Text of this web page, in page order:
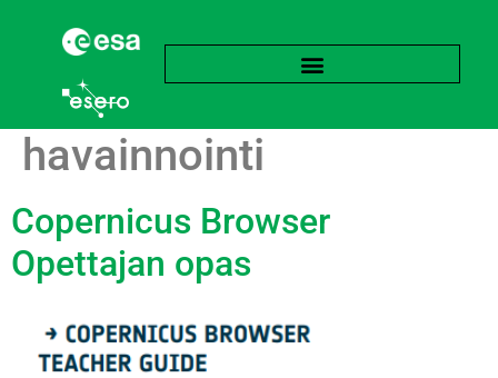
Avainsana:Maan
havainnointi
Copernicus Browser
Opettajan opas